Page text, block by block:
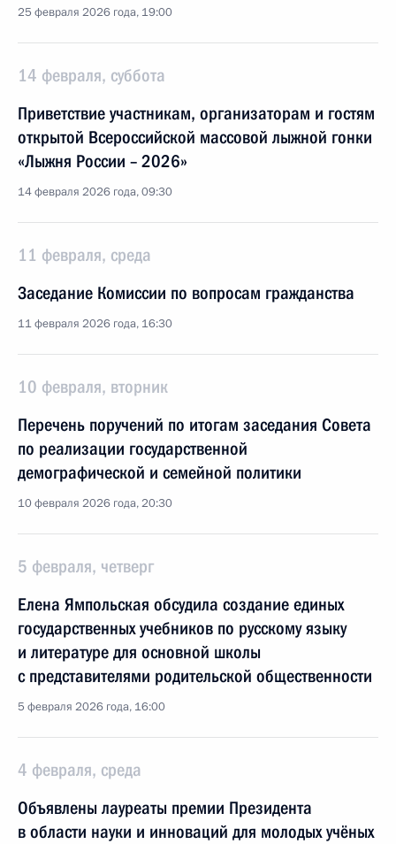
25 февраля 2026 года, 19:00
14 февраля, суббота
Приветствие участникам, организаторам и гостям
открытой Всероссийской массовой лыжной гонки
«Лыжня России – 2026»
14 февраля 2026 года, 09:30
11 февраля, среда
Заседание Комиссии по вопросам гражданства
11 февраля 2026 года, 16:30
10 февраля, вторник
Перечень поручений по итогам заседания Совета
по реализации государственной
демографической и семейной политики
10 февраля 2026 года, 20:30
5 февраля, четверг
Елена Ямпольская обсудила создание единых
государственных учебников по русскому языку
и литературе для основной школы
с представителями родительской общественности
5 февраля 2026 года, 16:00
4 февраля, среда
Объявлены лауреаты премии Президента
в области науки и инноваций для молодых учёных